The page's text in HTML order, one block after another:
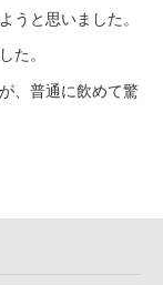
うと思いました。
た。
、普通に飲めて驚